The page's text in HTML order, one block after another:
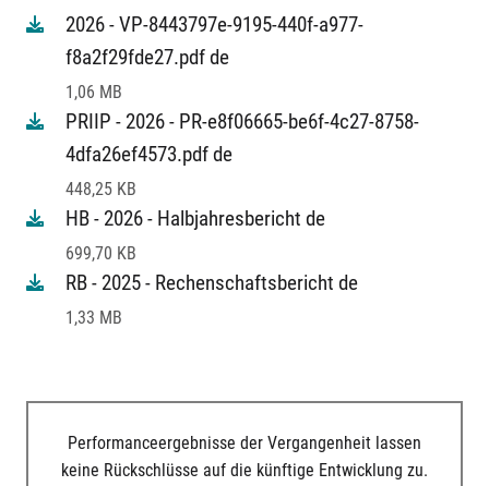
2026 - VP-8443797e-9195-440f-a977-
f8a2f29fde27.pdf de
1,06 MB
PRIIP - 2026 - PR-e8f06665-be6f-4c27-8758-
4dfa26ef4573.pdf de
448,25 KB
HB - 2026 - Halbjahresbericht de
699,70 KB
RB - 2025 - Rechenschaftsbericht de
1,33 MB
Performanceergebnisse der Vergangenheit lassen
keine Rückschlüsse auf die künftige Entwicklung zu.